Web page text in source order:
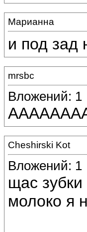
Марианна
и под зад
mrsbc
Вложений: 1
Cheshirski Kot
Вложений: 1
щас
молоко я